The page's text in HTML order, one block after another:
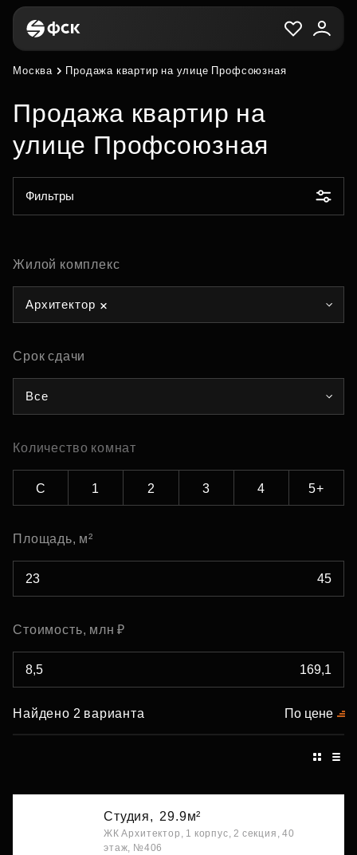
Москва Продажа квартир на улице Профсоюзная
Продажа квартир на
улице Профсоюзная
Фильтры
Жилой комплекс
Архитектор
Срок сдачи
Все
Количество комнат
С 1 2 3 4 5+
Площадь, м²
Стоимость, млн ₽
Найдено 2 варианта По цене
Студия, 29.9м²
ЖК Архитектор, 1 корпус, 2 секция, 40
этаж, №406